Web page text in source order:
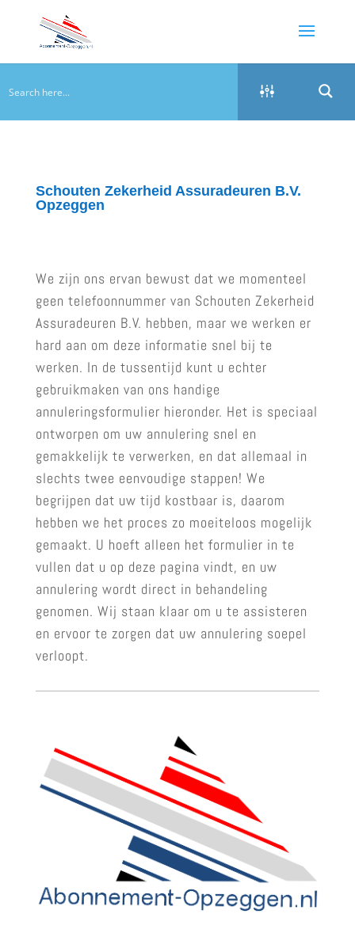
Schouten Zekerheid Assuradeuren B.V.
Opzeggen
We zijn ons ervan bewust dat we momenteel
geen telefoonnummer van Schouten Zekerheid
Assuradeuren B.V. hebben, maar we werken er
hard aan om deze informatie snel bij te
werken. In de tussentijd kunt u echter
gebruikmaken van ons handige
annuleringsformulier hieronder. Het is speciaal
ontworpen om uw annulering snel en
gemakkelijk te verwerken, en dat allemaal in
slechts twee eenvoudige stappen! We
begrijpen dat uw tijd kostbaar is, daarom
hebben we het proces zo moeiteloos mogelijk
gemaakt. U hoeft alleen het formulier in te
vullen dat u op deze pagina vindt, en uw
annulering wordt direct in behandeling
genomen. Wij staan klaar om u te assisteren
en ervoor te zorgen dat uw annulering soepel
verloopt.